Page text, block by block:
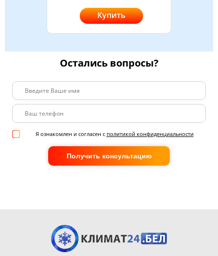
Купить
Остались вопросы?
Я ознакомлен и согласен с политикой конфиденциальности
Получить консультацию